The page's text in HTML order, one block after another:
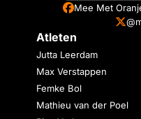
Mee Met
Atleten
Jutta Leerdam
Max Verstappen
Femke Bol
Mathieu van der Poel